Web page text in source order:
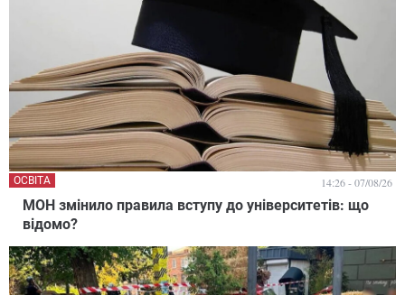
МОН змінило правила вступу до університетів: що
відомо?
ОСВІТА 14:26 - 07/08/26